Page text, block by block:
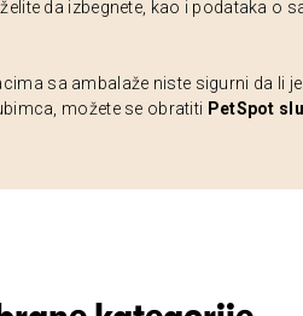
da izbegnete, kao i podataka o
sa ambalaže niste sigurni da li
možete se obratiti PetSpot